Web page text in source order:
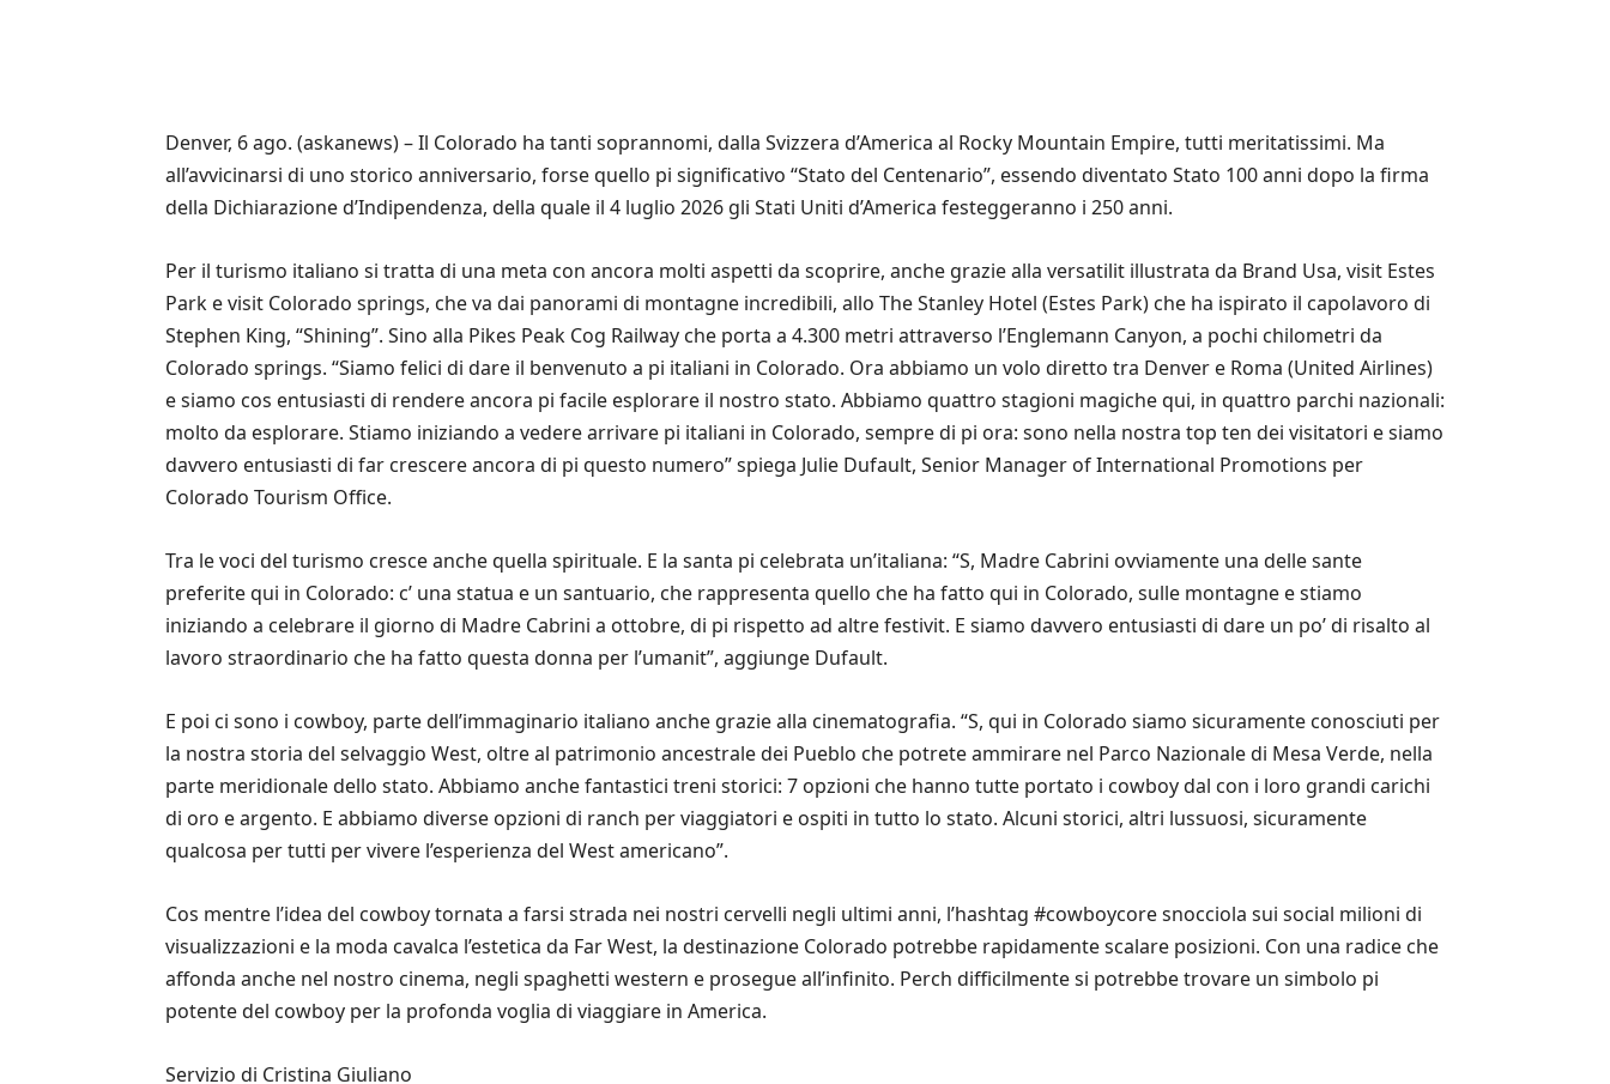
Denver, 6 ago. (askanews) – Il Colorado ha tanti soprannomi, dalla Svizzera d’America al Rocky Mountain Empire, tutti meritatissimi. Ma
all’avvicinarsi di uno storico anniversario, forse quello pi significativo “Stato del Centenario”, essendo diventato Stato 100 anni dopo la firma
della Dichiarazione d’Indipendenza, della quale il 4 luglio 2026 gli Stati Uniti d’America festeggeranno i 250 anni.
Per il turismo italiano si tratta di una meta con ancora molti aspetti da scoprire, anche grazie alla versatilit illustrata da Brand Usa, visit Estes
Park e visit Colorado springs, che va dai panorami di montagne incredibili, allo The Stanley Hotel (Estes Park) che ha ispirato il capolavoro di
Stephen King, “Shining”. Sino alla Pikes Peak Cog Railway che porta a 4.300 metri attraverso l’Englemann Canyon, a pochi chilometri da
Colorado springs. “Siamo felici di dare il benvenuto a pi italiani in Colorado. Ora abbiamo un volo diretto tra Denver e Roma (United Airlines)
e siamo cos entusiasti di rendere ancora pi facile esplorare il nostro stato. Abbiamo quattro stagioni magiche qui, in quattro parchi nazionali:
molto da esplorare. Stiamo iniziando a vedere arrivare pi italiani in Colorado, sempre di pi ora: sono nella nostra top ten dei visitatori e siamo
davvero entusiasti di far crescere ancora di pi questo numero” spiega Julie Dufault, Senior Manager of International Promotions per
Colorado Tourism Office.
Tra le voci del turismo cresce anche quella spirituale. E la santa pi celebrata un’italiana: “S, Madre Cabrini ovviamente una delle sante
preferite qui in Colorado: c’ una statua e un santuario, che rappresenta quello che ha fatto qui in Colorado, sulle montagne e stiamo
iniziando a celebrare il giorno di Madre Cabrini a ottobre, di pi rispetto ad altre festivit. E siamo davvero entusiasti di dare un po’ di risalto al
lavoro straordinario che ha fatto questa donna per l’umanit”, aggiunge Dufault.
E poi ci sono i cowboy, parte dell’immaginario italiano anche grazie alla cinematografia. “S, qui in Colorado siamo sicuramente conosciuti per
la nostra storia del selvaggio West, oltre al patrimonio ancestrale dei Pueblo che potrete ammirare nel Parco Nazionale di Mesa Verde, nella
parte meridionale dello stato. Abbiamo anche fantastici treni storici: 7 opzioni che hanno tutte portato i cowboy dal con i loro grandi carichi
di oro e argento. E abbiamo diverse opzioni di ranch per viaggiatori e ospiti in tutto lo stato. Alcuni storici, altri lussuosi, sicuramente
qualcosa per tutti per vivere l’esperienza del West americano”.
Cos mentre l’idea del cowboy tornata a farsi strada nei nostri cervelli negli ultimi anni, l’hashtag #cowboycore snocciola sui social milioni di
visualizzazioni e la moda cavalca l’estetica da Far West, la destinazione Colorado potrebbe rapidamente scalare posizioni. Con una radice che
affonda anche nel nostro cinema, negli spaghetti western e prosegue all’infinito. Perch difficilmente si potrebbe trovare un simbolo pi
potente del cowboy per la profonda voglia di viaggiare in America.
Servizio di Cristina Giuliano